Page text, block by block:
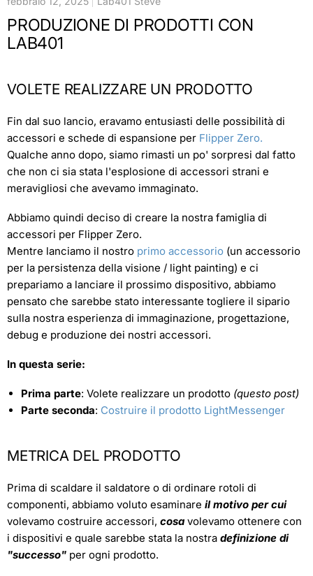
PRODUZIONE DI PRODOTTI CON
LAB401
VOLETE REALIZZARE UN PRODOTTO
Fin dal suo lancio, eravamo entusiasti delle possibilità di
accessori e schede di espansione per Flipper Zero.
Qualche anno dopo, siamo rimasti un po' sorpresi dal fatto
che non ci sia stata l'esplosione di accessori strani e
meravigliosi che avevamo immaginato.
Abbiamo quindi deciso di creare la nostra famiglia di
accessori per Flipper Zero.
Mentre lanciamo il nostro primo accessorio (un accessorio
per la persistenza della visione / light painting) e ci
prepariamo a lanciare il prossimo dispositivo, abbiamo
pensato che sarebbe stato interessante togliere il sipario
sulla nostra esperienza di immaginazione, progettazione,
debug e produzione dei nostri accessori.
In questa serie:
Prima parte: Volete realizzare un prodotto (questo post)
Parte seconda: Costruire il prodotto LightMessenger
METRICA DEL PRODOTTO
Prima di scaldare il saldatore o di ordinare rotoli di
componenti, abbiamo voluto esaminare il motivo per cui
volevamo costruire accessori, cosa volevamo ottenere con
i dispositivi e quale sarebbe stata la nostra definizione di
"successo" per ogni prodotto.